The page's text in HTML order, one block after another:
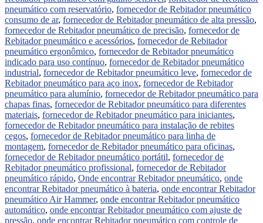
pneumático com reservatório, fornecedor de Rebitador pneumático
consumo de ar, fornecedor de Rebitador pneumático de alta pressão,
fornecedor de Rebitador pneumático de precisão, fornecedor de
Rebitador pneumático e acessórios, fornecedor de Rebitador
pneumático ergonômico, fornecedor de Rebitador pneumático
indicado para uso contínuo, fornecedor de Rebitador pneumático
industrial, fornecedor de Rebitador pneumático leve, fornecedor de
Rebitador pneumático para aço inox, fornecedor de Rebitador
pneumático para alumínio, fornecedor de Rebitador pneumático para
chapas finas, fornecedor de Rebitador pneumático para diferentes
materiais, fornecedor de Rebitador pneumático para iniciantes,
fornecedor de Rebitador pneumático para instalação de rebites
cegos, fornecedor de Rebitador pneumático para linha de
montagem, fornecedor de Rebitador pneumático para oficinas,
fornecedor de Rebitador pneumático portátil, fornecedor de
Rebitador pneumático profissional, fornecedor de Rebitador
pneumático rápido, Onde encontrar Rebitador pneumático, onde
encontrar Rebitador pneumático à bateria, onde encontrar Rebitador
pneumático Air Hammer, onde encontrar Rebitador pneumático
automático, onde encontrar Rebitador pneumático com ajuste de
pressão, onde encontrar Rebitador pneumático com controle de